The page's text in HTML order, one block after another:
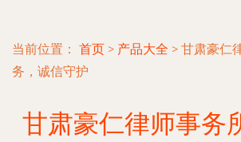
当前位置： 首页 > 产品大全 > 甘肃豪仁
务，诚信守护
甘肃豪仁律师事务